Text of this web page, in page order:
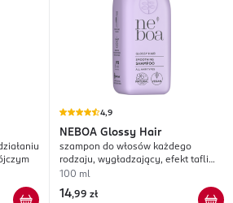
4,9
NEBOA Glossy Hair
szampon do włosów każdego
rodzaju, wygładzający, efekt tafli
wody
100 ml
14,99 zł